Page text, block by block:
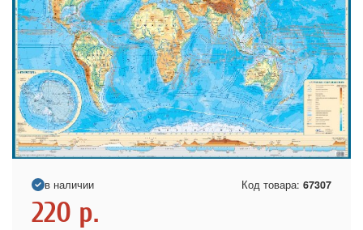
в наличии Код товара: 67307
220 р.